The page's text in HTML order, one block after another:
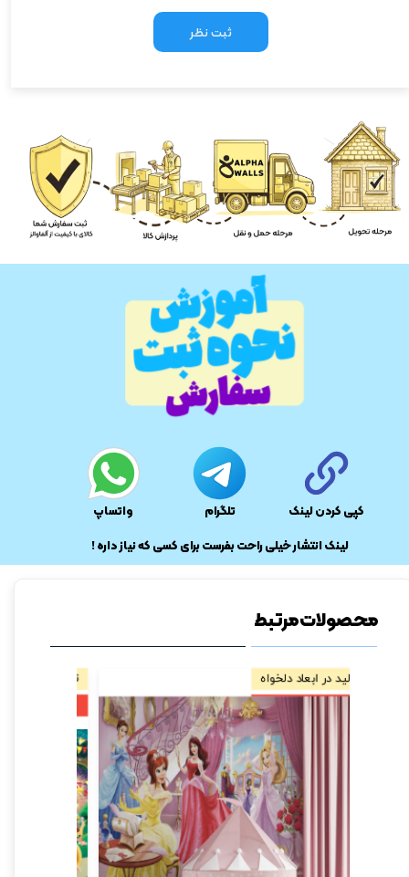
ثبت نظر
کپی کردن لینک تلگرام
واتساپ
​لینک انتشار خیلی راحت بفرست برای کسی که نیاز داره !
محصولات مرتبط
تولید در ابعاد دلخواه